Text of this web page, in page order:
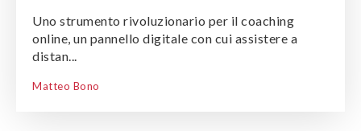
Uno strumento rivoluzionario per il coaching
online, un pannello digitale con cui assistere a
distan...
Matteo Bono